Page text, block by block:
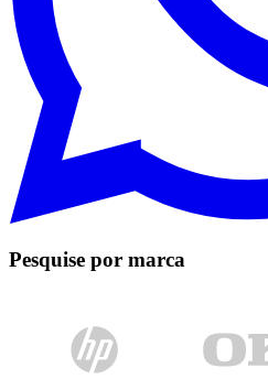
Pesquise por marca